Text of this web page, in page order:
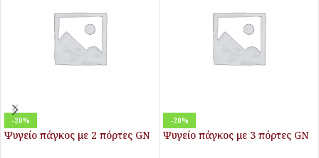
-20%
Ψυγείο πάγκος με 2 πόρτες GN
-20%
Ψυγείο πάγκος με 3 πόρτες GN